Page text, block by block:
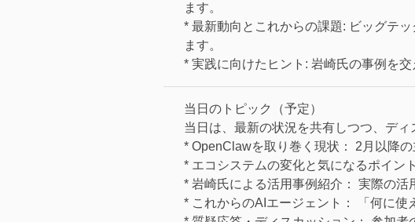
ます。
* 最新動向とこれからの課題: ビッグテ
ます。
* 実践に向けたヒント: 岩崎氏の事例を交
当日のトピック（予定）
当日は、最新の状況を共有しつつ、デ
* OpenClawを取り巻く現状：
2月以降
* エコシステムの変化と気になるポイン
* 岩崎氏による活用事例紹介：
実際の活
* これからのAIエージェント：
「何に使